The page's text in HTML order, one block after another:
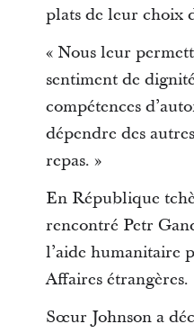
plats de leur choix
« Nous leur
sentiment de
compétences
dépendre des
repas. »
En République
rencontré Petr
l’aide humanitaire
Affaires étrangères.
Sœur Johnson a